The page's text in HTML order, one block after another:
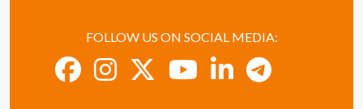
FOLLOW US ON SOCIAL MEDIA: